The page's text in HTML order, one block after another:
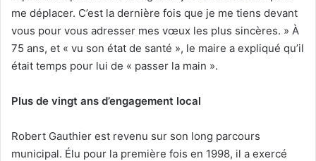
me déplacer. C’est la dernière fois que je me tiens devant
vous pour vous adresser mes vœux les plus sincères. » À
75 ans, et « vu son état de santé », le maire a expliqué qu’il
était temps pour lui de « passer la main ».
Plus de vingt ans d’engagement local
Robert Gauthier est revenu sur son long parcours
municipal. Élu pour la première fois en 1998, il a exercé